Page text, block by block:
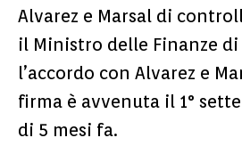
Alvarez e Marsal di
il Ministro delle Finanze
l’accordo con Alvarez e
firma è avvenuta il 1°
di 5 mesi fa.